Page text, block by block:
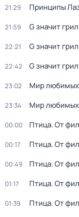
21:29 Принципы
21:59 G значит
22:21 G значит
22:42 G значит
23:02 Мир любимых
23:34 Мир любимых
00:00 Птица. От
00:17 Птица. От
00:49 Птица. От
01:17 Птица. От
01:39 Птица. От